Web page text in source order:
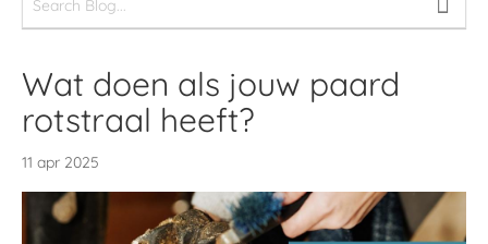
Wat doen als jouw paard
rotstraal heeft?
11 apr 2025